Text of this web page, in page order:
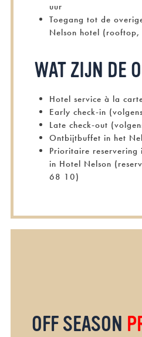
uur
Toegang tot de
Nelson hotel
WAT ZIJN DE
Hotel service à la
Early check-in
Late check-out
Ontbijtbuffet in het
Prioritaire reservering
in Hotel Nelson
68 10)
OFF SEASON